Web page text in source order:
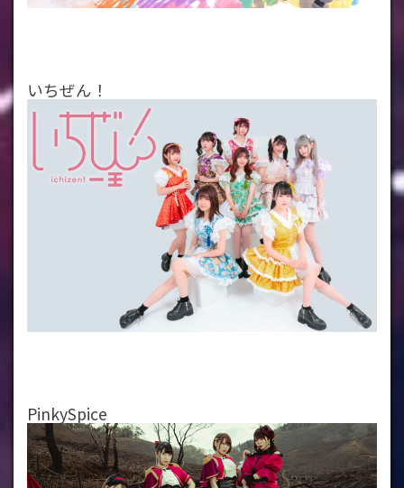
いちぜん！
PinkySpice